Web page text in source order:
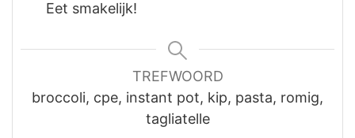
Eet smakelijk!
TREFWOORD
broccoli, cpe, instant pot, kip, pasta, romig,
tagliatelle